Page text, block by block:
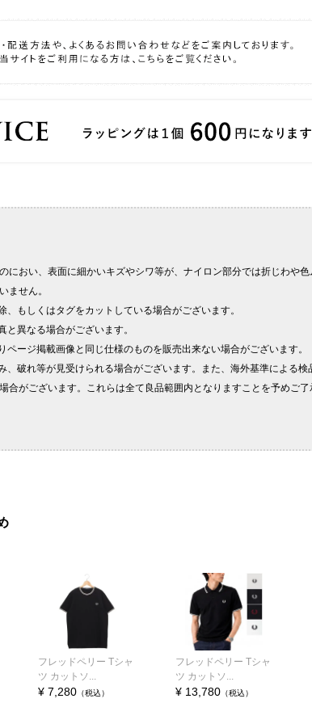
フレッドペリー Tシャ
ツ カットソ...
¥ 7,280 （税込）
フレッドペリー Tシャ
ツ カットソ...
¥ 13,780 （税込）